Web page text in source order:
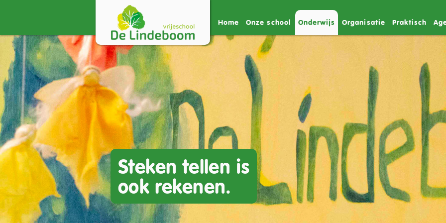
Home Onze school Onderwijs Organisatie Praktisch
Steken tellen is
ook rekenen.